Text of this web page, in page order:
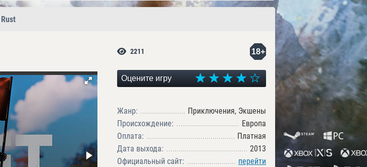
Rust
18+
2211
Оцените игру
Жанр:
Приключения, Экшены
Происхождение:
Европа
Оплата:
Платная
Дата выхода:
2013
Официальный сайт:
перейти